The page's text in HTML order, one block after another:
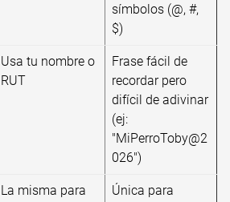
símbolos (@, #,
$)
Usa tu nombre o
RUT
Frase fácil de
recordar pero
difícil de adivinar
(ej:
"MiPerroToby@2
026")
La misma para
Única para